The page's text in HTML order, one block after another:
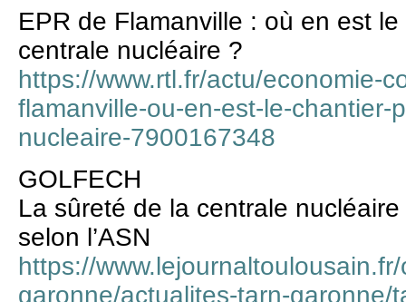
EPR de Flamanville : où en est
centrale nucléaire ?
https://www.rtl.fr/actu/economie-
flamanville-ou-en-est-le-chantier-
nucleaire-7900167348
GOLFECH
La sûreté de la centrale nucléaire
selon l’ASN
https://
garonne/actualites-tarn-garonne/